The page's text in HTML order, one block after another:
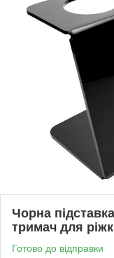
Чорна
тримач для
Готово до відправки